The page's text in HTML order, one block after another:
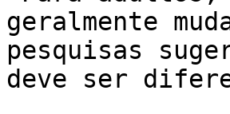
geralmente
pesquisas
deve ser